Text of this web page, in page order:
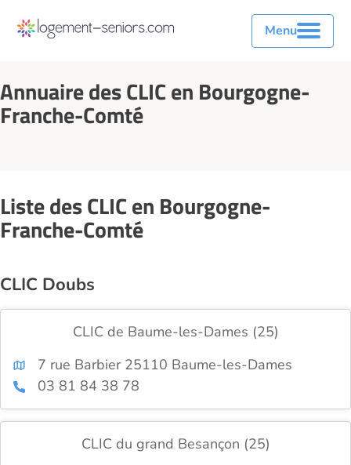
Menu
Annuaire des CLIC en Bourgogne-
Franche-Comté
Liste des CLIC en Bourgogne-
Franche-Comté
CLIC Doubs
CLIC de Baume-les-Dames (25)
7 rue Barbier 25110 Baume-les-Dames
03 81 84 38 78
CLIC du grand Besançon (25)